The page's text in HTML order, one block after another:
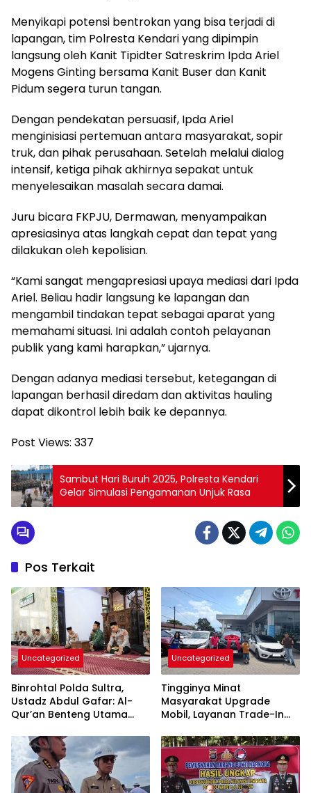
Menyikapi potensi bentrokan yang bisa terjadi di
lapangan, tim Polresta Kendari yang dipimpin
langsung oleh Kanit Tipidter Satreskrim Ipda Ariel
Mogens Ginting bersama Kanit Buser dan Kanit
Pidum segera turun tangan.
Dengan pendekatan persuasif, Ipda Ariel
menginisiasi pertemuan antara masyarakat, sopir
truk, dan pihak perusahaan. Setelah melalui dialog
intensif, ketiga pihak akhirnya sepakat untuk
menyelesaikan masalah secara damai.
Juru bicara FKPJU, Dermawan, menyampaikan
apresiasinya atas langkah cepat dan tepat yang
dilakukan oleh kepolisian.
“Kami sangat mengapresiasi upaya mediasi dari Ipda
Ariel. Beliau hadir langsung ke lapangan dan
mengambil tindakan tepat sebagai aparat yang
memahami situasi. Ini adalah contoh pelayanan
publik yang kami harapkan,” ujarnya.
Dengan adanya mediasi tersebut, ketegangan di
lapangan berhasil diredam dan aktivitas hauling
dapat dikontrol lebih baik ke depannya.
Post Views: 337
Sambut Hari Buruh 2025, Polresta Kendari
Gelar Simulasi Pengamanan Unjuk Rasa
Pos Terkait
Uncategorized
Binrohtal Polda Sultra,
Ustadz Abdul Gafar: Al-
Qur’an Benteng Utama
Penyimpangan Sosial
Uncategorized
Tingginya Minat
Masyarakat Upgrade
Mobil, Layanan Trade-In
Permintaan